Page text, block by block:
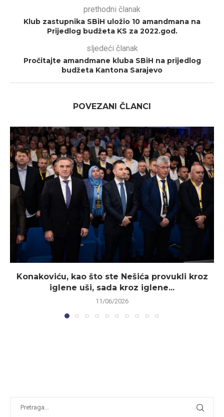
prethodni članak
Klub zastupnika SBiH uložio 10 amandmana na
Prijedlog budžeta KS za 2022.god.
sljedeći članak
Pročitajte amandmane kluba SBiH na prijedlog
budžeta Kantona Sarajevo
POVEZANI ČLANCI
Konakoviću, kao što ste Nešića provukli kroz
iglene uši, sada kroz iglene...
11/06/2026